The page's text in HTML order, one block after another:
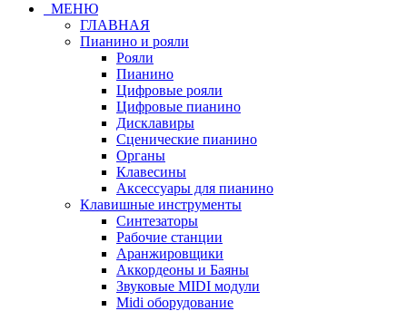
МЕНЮ
ГЛАВНАЯ
Пианино и рояли
Рояли
Пианино
Цифровые рояли
Цифровые пианино
Дисклавиры
Сценические пианино
Органы
Клавесины
Аксессуары для пианино
Клавишные инструменты
Синтезаторы
Рабочие станции
Аранжировщики
Аккордеоны и Баяны
Звуковые MIDI модули
Midi оборудование